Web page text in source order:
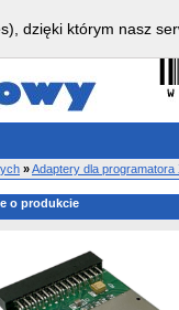
»Adaptery dla programatora
o produkcie
dzięki którym nasz